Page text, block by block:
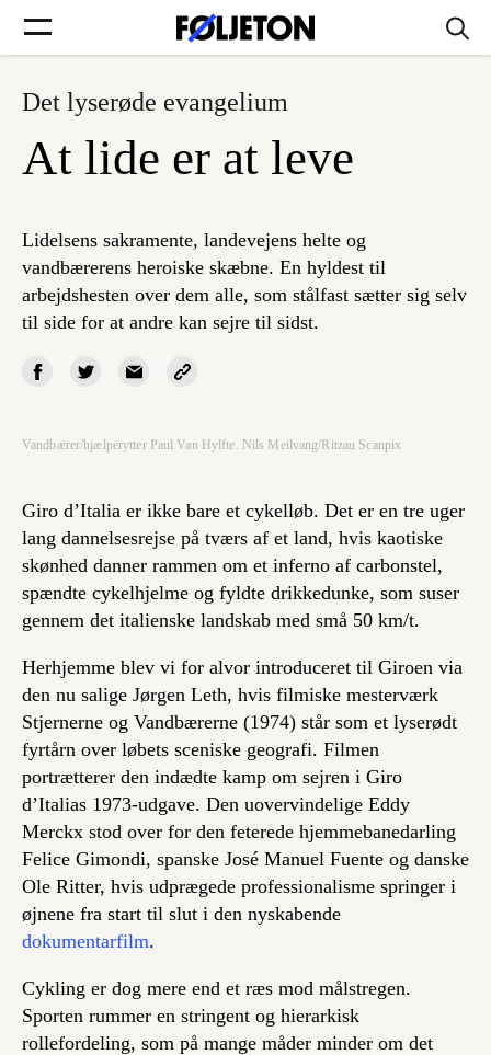
Forsider
Føljetoner
Søg
Min side
Log ind
Det lyserøde evangelium
At lide er at leve
Lidelsens sakramente, landevejens helte og
vandbærerens heroiske skæbne. En hyldest til
arbejdshesten over dem alle, som stålfast sætter sig selv
til side for at andre kan sejre til sidst.
Vandbærer/hjælperytter Paul Van Hylfte. Nils Meilvang/Ritzau Scanpix
Giro d’Italia er ikke bare et cykelløb. Det er en tre uger
lang dannelsesrejse på tværs af et land, hvis kaotiske
skønhed danner rammen om et inferno af carbonstel,
spændte cykelhjelme og fyldte drikkedunke, som suser
gennem det italienske landskab med små 50 km/t.
Herhjemme blev vi for alvor introduceret til Giroen via
den nu salige Jørgen Leth, hvis filmiske mesterværk
Stjernerne og Vandbærerne (1974) står som et lyserødt
fyrtårn over løbets sceniske geografi. Filmen
portrætterer den indædte kamp om sejren i Giro
d’Italias 1973-udgave. Den uovervindelige Eddy
Merckx stod over for den feterede hjemmebanedarling
Felice Gimondi, spanske José Manuel Fuente og danske
Ole Ritter, hvis udprægede professionalisme springer i
øjnene fra start til slut i den nyskabende
dokumentarfilm.
Cykling er dog mere end et ræs mod målstregen.
Sporten rummer en stringent og hierarkisk
rollefordeling, som på mange måder minder om det